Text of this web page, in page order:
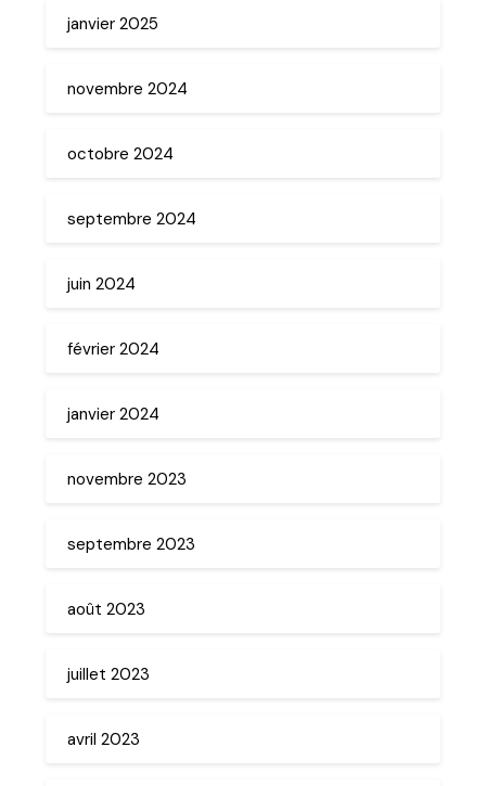
janvier 2025
novembre 2024
octobre 2024
septembre 2024
juin 2024
février 2024
janvier 2024
novembre 2023
septembre 2023
août 2023
juillet 2023
avril 2023